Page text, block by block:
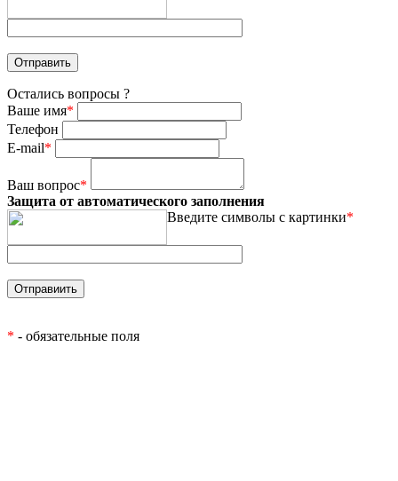
Остались вопросы ?
Ваше имя*
Телефон
E-mail*
Ваш вопрос*
Защита от автоматического заполнения
Введите символы с картинки*
* - обязательные поля